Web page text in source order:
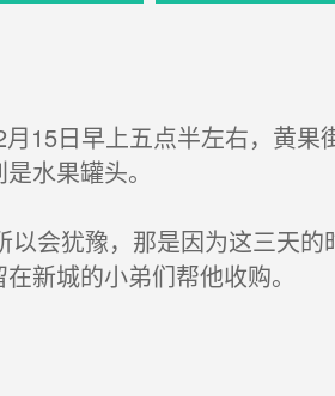
15日早上五点半左右，黄果
水果罐头。
会犹豫，那是因为这三天的
新城的小弟们帮他收购。